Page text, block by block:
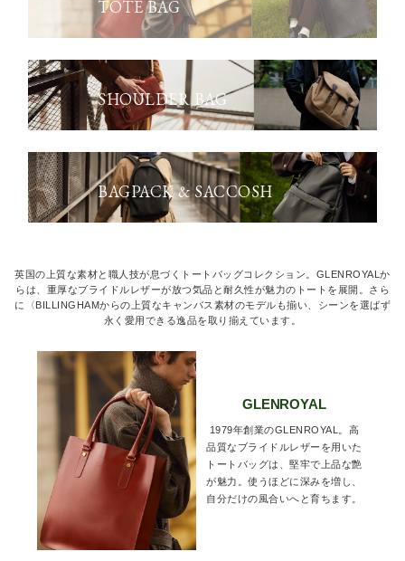
TOTE BAG
SHOULDER BAG
BAGPACK & SACCOSH
英国の上質な素材と職人技が息づくトートバッグコレクション。GLENROYALか
らは、重厚なブライドルレザーが放つ気品と耐久性が魅力のトートを展開。さら
に〈BILLINGHAMからの上質なキャンバス素材のモデルも揃い、シーンを選ばず
永く愛用できる逸品を取り揃えています。
GLENROYAL
1979年創業のGLENROYAL。高
品質なブライドルレザーを用いた
トートバッグは、堅牢で上品な艶
が魅力。使うほどに深みを増し、
自分だけの風合いへと育ちます。